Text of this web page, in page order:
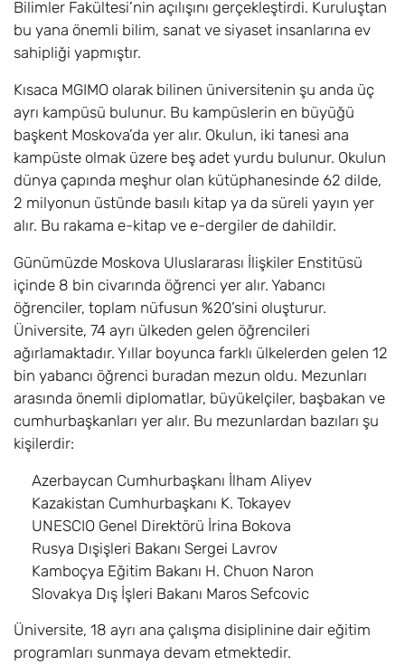
Bilimler Fakültesi’nin açılışını gerçekleştirdi. Kuruluştan
bu yana önemli bilim, sanat ve siyaset insanlarına ev
sahipliği yapmıştır.
Kısaca MGIMO olarak bilinen üniversitenin şu anda üç
ayrı kampüsü bulunur. Bu kampüslerin en büyüğü
başkent Moskova’da yer alır. Okulun, iki tanesi ana
kampüste olmak üzere beş adet yurdu bulunur. Okulun
dünya çapında meşhur olan kütüphanesinde 62 dilde,
2 milyonun üstünde basılı kitap ya da süreli yayın yer
alır. Bu rakama e-kitap ve e-dergiler de dahildir.
Günümüzde Moskova Uluslararası İlişkiler Enstitüsü
içinde 8 bin civarında öğrenci yer alır. Yabancı
öğrenciler, toplam nüfusun %20’sini oluşturur.
Üniversite, 74 ayrı ülkeden gelen öğrencileri
ağırlamaktadır. Yıllar boyunca farklı ülkelerden gelen 12
bin yabancı öğrenci buradan mezun oldu. Mezunları
arasında önemli diplomatlar, büyükelçiler, başbakan ve
cumhurbaşkanları yer alır. Bu mezunlardan bazıları şu
kişilerdir:
Azerbaycan Cumhurbaşkanı İlham Aliyev
Kazakistan Cumhurbaşkanı K. Tokayev
UNESCIO Genel Direktörü İrina Bokova
Rusya Dışişleri Bakanı Sergei Lavrov
Kamboçya Eğitim Bakanı H. Chuon Naron
Slovakya Dış İşleri Bakanı Maros Sefcovic
Üniversite, 18 ayrı ana çalışma disiplinine dair eğitim
programları sunmaya devam etmektedir.